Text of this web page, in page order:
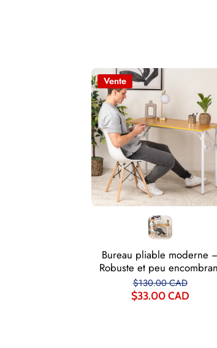
Vente
Bureau pliable moderne
Robuste et peu
$130.00 CAD
$33.00 CAD